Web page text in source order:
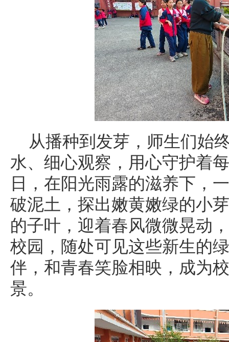
从播种到发芽，师生们始
水、细心观察，用心守护着
日，在阳光雨露的滋养下，
破泥土，探出嫩黄嫩绿的小
的子叶，迎着春风微微晃动
校园，随处可见这些新生的
伴，和青春笑脸相映，成为
景。